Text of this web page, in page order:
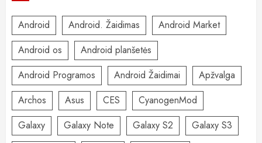
Android Android. Žaidimas
Android Market
Android os
Android planšetės
Android Programos
Android Žaidimai
Apžvalga
Archos
Asus CES
CyanogenMod
Galaxy
Galaxy Note Galaxy S2
Galaxy S3